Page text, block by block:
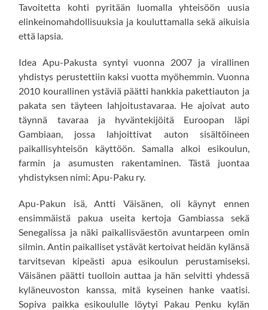
Tavoitetta kohti pyritään luomalla yhteisöön uusia
elinkeinomahdollisuuksia ja kouluttamalla sekä aikuisia
että lapsia.
Idea Apu-Pakusta syntyi vuonna 2007 ja virallinen
yhdistys perustettiin kaksi vuotta myöhemmin. Vuonna
2010 kourallinen ystäviä päätti hankkia pakettiauton ja
pakata sen täyteen lahjoitustavaraa. He ajoivat auto
täynnä tavaraa ja hyväntekijöitä Euroopan läpi
Gambiaan, jossa lahjoittivat auton sisältöineen
paikallisyhteisön käyttöön. Samalla alkoi esikoulun,
farmin ja asumusten rakentaminen. Tästä juontaa
yhdistyksen nimi: Apu-Paku ry.
Apu-Pakun isä, Antti Väisänen, oli käynyt ennen
ensimmäistä pakua useita kertoja Gambiassa sekä
Senegalissa ja näki paikallisväestön avuntarpeen omin
silmin. Antin paikalliset ystävät kertoivat heidän kylänsä
tarvitsevan kipeästi apua esikoulun perustamiseksi.
Väisänen päätti tuolloin auttaa ja hän selvitti yhdessä
kyläneuvoston kanssa, mitä kyseinen hanke vaatisi.
Sopiva paikka esikoululle löytyi Pakau Penku kylän